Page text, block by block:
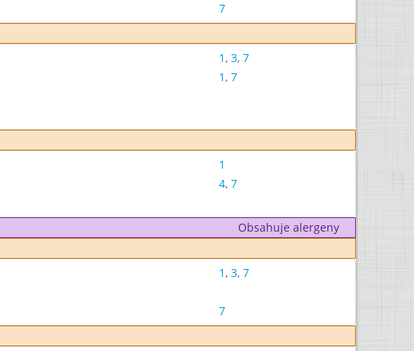
7
1, 3, 7
1, 7
1
4, 7
Obsahuje alergeny
1, 3, 7
7